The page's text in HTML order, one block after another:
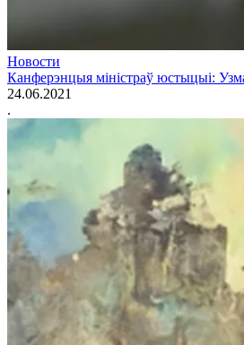
Новости
Канферэнцыя міністраў юстыцыі:
24.06.2021
.